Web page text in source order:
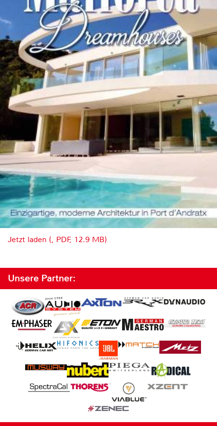
Jetzt laden (, PDF, 12.9 MB)
Unsere Partner: